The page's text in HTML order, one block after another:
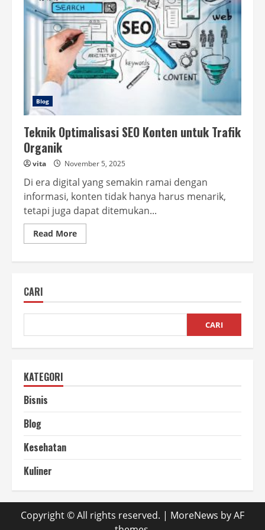
Blog
Teknik Optimalisasi SEO Konten untuk Trafik
Organik
vita November 5, 2025
Di era digital yang semakin ramai dengan
informasi, konten tidak hanya harus menarik,
tetapi juga dapat ditemukan...
Read MoreRead
more
Trafik
CARI
CARI
KATEGORI
Bisnis
Blog
Kesehatan
Kuliner
Copyright © All rights reserved. | MoreNews by AF